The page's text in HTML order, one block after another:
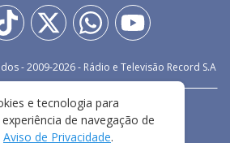
- 2009-2026- Rádio e Televisão Record S.A
FALE CONOSCO
PRIVACIDADE
E CONDIÇÕES DE USO
e tecnologia para
de navegação de
Aviso de Privacidade.